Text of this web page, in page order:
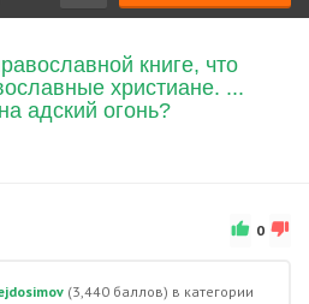
книге, что
христиане. ...
адский огонь?
0
(3,440 баллов) в категории